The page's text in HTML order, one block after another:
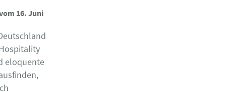
16. Juni
eloquente